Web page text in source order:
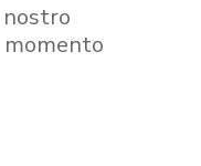
nostro
momento